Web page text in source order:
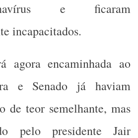
e ficaram
incapacitados.
agora encaminhada ao
e Senado já haviam
de teor semelhante, mas
pelo presidente Jair